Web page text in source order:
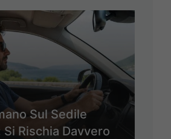
Sul Sedile
Si Rischia Davvero